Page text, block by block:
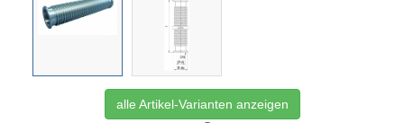
alle Artikel-Varianten anzeigen